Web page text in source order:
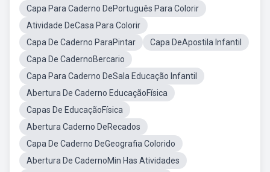
Capa Para Caderno DePortuguês Para Colorir
Atividade DeCasa Para Colorir
Capa De Caderno ParaPintar
Capa DeApostila Infantil
Capa De CadernoBercario
Capa Para Caderno DeSala Educação Infantil
Abertura De Caderno EducaçãoFísica
Capas De EducaçãoFísica
Abertura Caderno DeRecados
Capa De Caderno DeGeografia Colorido
Abertura De CadernoMin Has Atividades